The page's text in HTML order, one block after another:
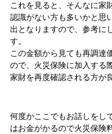
これを見ると、そんなに家
認識がない方も多いかと思
出となりますので、参考に
す。
この金額から見ても再調達
ので、火災保険に加入する
家財を再度確認される方が
何度かここでもお話しをし
はお金がかるので火災保険